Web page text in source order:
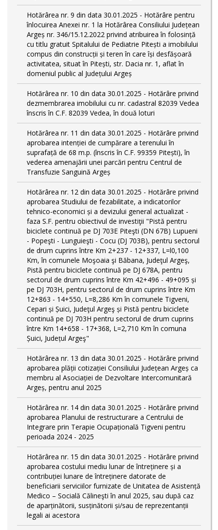
Hotărârea nr. 9 din data 30.01.2025 - Hotărâre pentru
înlocuirea Anexei nr. 1 la Hotărârea Consiliului Județean
Argeș nr. 346/15.12.2022 privind atribuirea în folosință
cu titlu gratuit Spitalului de Pediatrie Pitești a imobilului
compus din construcții și teren în care își desfășoară
activitatea, situat în Pitești, str. Dacia nr. 1, aflat în
domeniul public al Județului Argeș
Hotărârea nr. 10 din data 30.01.2025 - Hotărâre privind
dezmembrarea imobilului cu nr. cadastral 82039 Vedea
înscris în C.F. 82039 Vedea, în două loturi
Hotărârea nr. 11 din data 30.01.2025 - Hotărâre privind
aprobarea intenției de cumpărare a terenului în
suprafață de 68 m.p. (înscris în C.F. 99359 Pitești), în
vederea amenajării unei parcări pentru Centrul de
Transfuzie Sanguină Argeș
Hotărârea nr. 12 din data 30.01.2025 - Hotărâre privind
aprobarea Studiului de fezabilitate, a indicatorilor
tehnico-economici și a devizului general actualizat -
faza S.F. pentru obiectivul de investiţii "Pistă pentru
biciclete continuă pe DJ 703E Piteşti (DN 67B) Lupueni
- Popeşti - Lunguieşti - Cocu (DJ 703B), pentru sectorul
de drum cuprins între Km 2+237 - 12+337, L=l0,100
Km, în comunele Moşoaia şi Băbana, Judeţul Argeş,
Pistă pentru biciclete continuă pe DJ 678A, pentru
sectorul de drum cuprins între Km 42+496 - 49+095 și
pe DJ 703H, pentru sectorul de drum cuprins între Km
12+863 - 14+550, L=8,286 Km în comunele Tigveni,
Cepari și Șuici, Judeţul Argeş și Pistă pentru biciclete
continuă pe DJ 703H pentru sectorul de drum cuprins
între Km 14+658 - 17+368, L=2,710 Km în comuna
Șuici, Județul Argeş"
Hotărârea nr. 13 din data 30.01.2025 - Hotărâre privind
aprobarea plății cotizației Consiliului Județean Argeș ca
membru al Asociației de Dezvoltare Intercomunitară
Argeș, pentru anul 2025
Hotărârea nr. 14 din data 30.01.2025 - Hotărâre privind
aprobarea Planului de restructurare a Centrului de
Integrare prin Terapie Ocupațională Tigveni pentru
perioada 2024 - 2025
Hotărârea nr. 15 din data 30.01.2025 - Hotărâre privind
aprobarea costului mediu lunar de întreținere și a
contribuției lunare de întreținere datorate de
beneficiarii serviciilor furnizate de Unitatea de Asistență
Medico – Socială Călineşti în anul 2025, sau după caz
de aparținătorii, susținătorii și/sau de reprezentanții
legali ai acestora